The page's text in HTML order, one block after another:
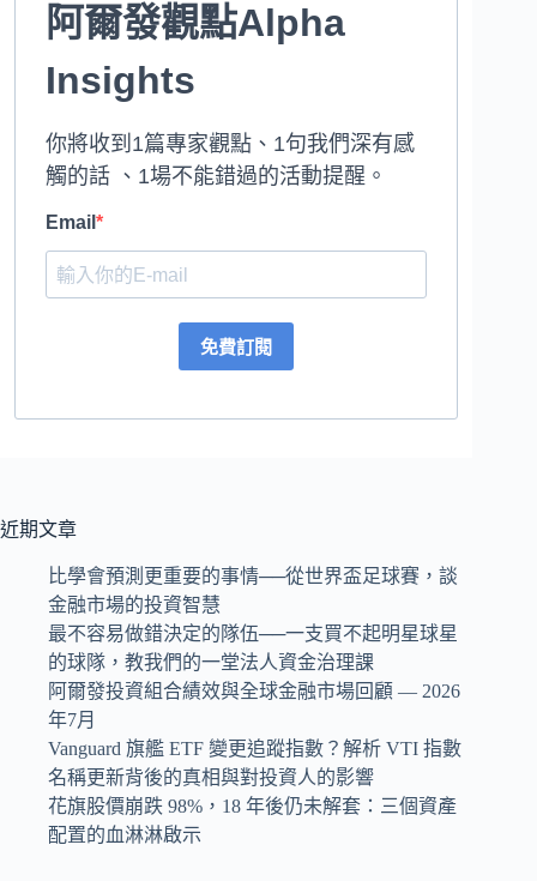
阿爾發觀點Alpha
Insights
你將收到1篇專家觀點、1句我們深有感
觸的話 、1場不能錯過的活動提醒。
Email
免費訂閱
近期文章
比學會預測更重要的事情──從世界盃足球賽，談
金融市場的投資智慧
最不容易做錯決定的隊伍──一支買不起明星球星
的球隊，教我們的一堂法人資金治理課
阿爾發投資組合績效與全球金融市場回顧 — 2026
年7月
Vanguard 旗艦 ETF 變更追蹤指數？解析 VTI 指數
名稱更新背後的真相與對投資人的影響
花旗股價崩跌 98%，18 年後仍未解套：三個資產
配置的血淋淋啟示